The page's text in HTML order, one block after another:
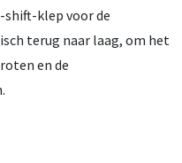
shift-klep voor de
terug naar laag, om het
en de